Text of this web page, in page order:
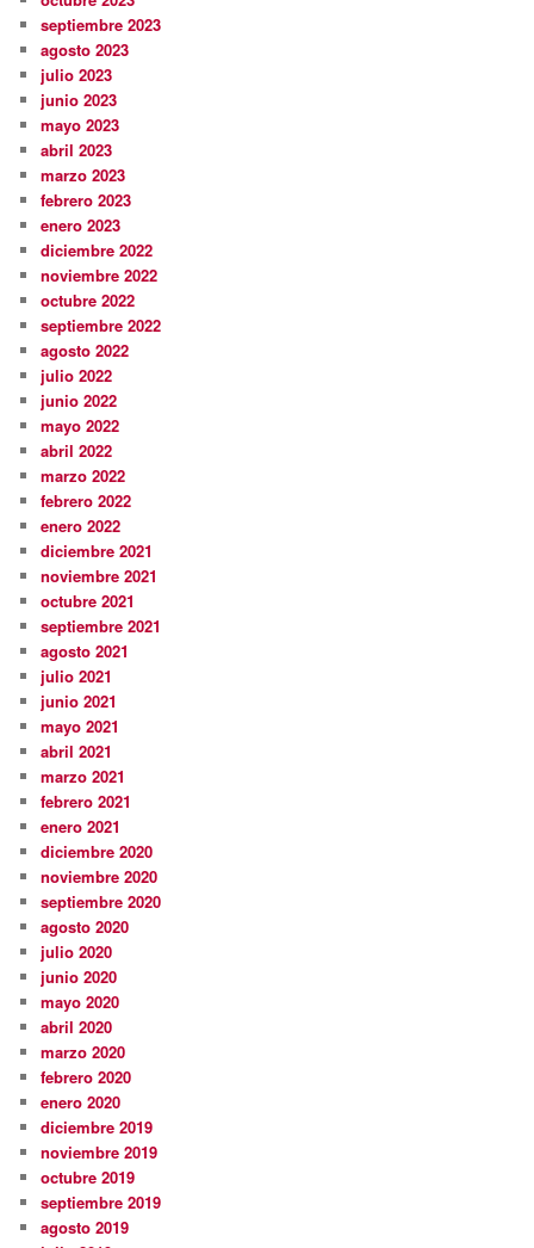
septiembre 2023
agosto 2023
julio 2023
junio 2023
mayo 2023
abril 2023
marzo 2023
febrero 2023
enero 2023
diciembre 2022
noviembre 2022
octubre 2022
septiembre 2022
agosto 2022
julio 2022
junio 2022
mayo 2022
abril 2022
marzo 2022
febrero 2022
enero 2022
diciembre 2021
noviembre 2021
octubre 2021
septiembre 2021
agosto 2021
julio 2021
junio 2021
mayo 2021
abril 2021
marzo 2021
febrero 2021
enero 2021
diciembre 2020
noviembre 2020
septiembre 2020
agosto 2020
julio 2020
junio 2020
mayo 2020
abril 2020
marzo 2020
febrero 2020
enero 2020
diciembre 2019
noviembre 2019
octubre 2019
septiembre 2019
agosto 2019